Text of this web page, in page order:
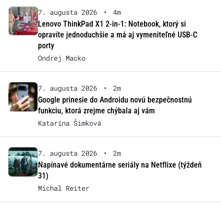
7. augusta 2026 •
4m
Lenovo ThinkPad X1 2-in-1: Notebook, ktorý si
opravíte jednoduchšie a má aj vymeniteľné USB-C
porty
Ondrej Macko
7. augusta 2026 •
2m
Google prinesie do Androidu novú bezpečnostnú
funkciu, ktorá zrejme chýbala aj vám
Katarína Šimková
7. augusta 2026 •
2m
Napínavé dokumentárne seriály na Netflixe (týždeň
31)
Michal Reiter